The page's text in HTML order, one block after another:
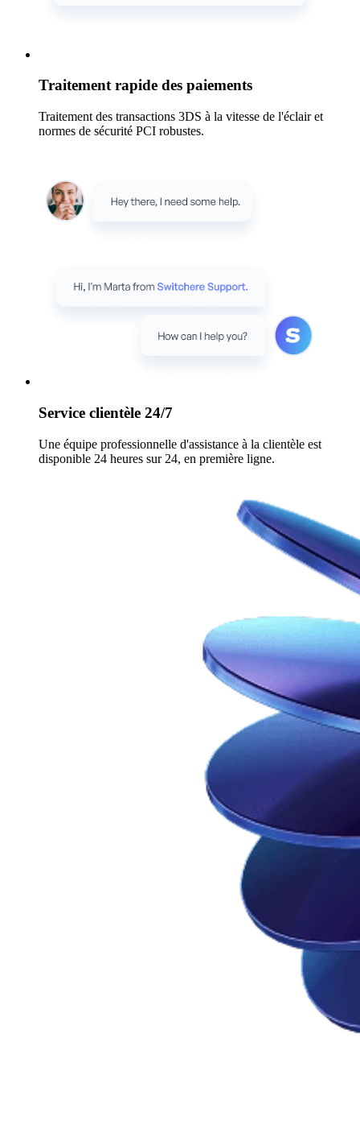
Traitement rapide des paiements
Traitement des transactions 3DS à la vitesse de l'éclair et
normes de sécurité PCI robustes.
Service clientèle 24/7
Une équipe professionnelle d'assistance à la clientèle est
disponible 24 heures sur 24, en première ligne.